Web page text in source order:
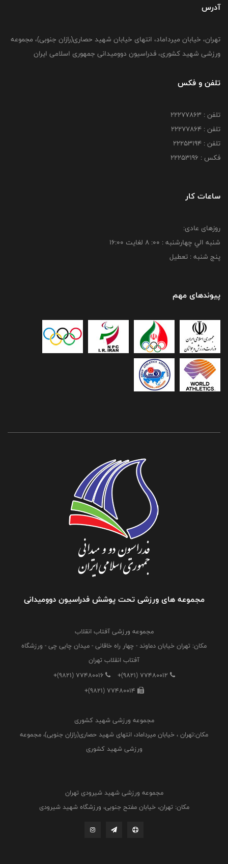
آدرس
تهران، خیابان میرداماد، انتهای خیابان شهید حصاری(رازان جنوبی)، مجموعه
ورزشی شهید کشوری، فدراسیون دوومیدانی جمهوری اسلامی ایران
تلفن و فکس
تلفن : 22277863
تلفن : 22277864
تلفن : 22253194
فکس : 22253196
ساعات کار
روزهای عادی:
شنبه الي چهارشنبه : 00: 8 لغايت 16:00
پنج شنبه : تعطیل
پیوندهای مهم
مجموعه های ورزشی تحت پوشش فدراسیون دوومیدانی
مجموعه ورزشی آفتاب انقلاب
مکان: تهران خیابان دماوند - چهار راه خاقانی - میدان چایی چی - ورزشگاه
آفتاب انقلاب تهران
+(9821) 77480012
+(9821) 77480016
+(9821) 77480014
مجموعه ورزشی شهید کشوری
مکان:تهران ، خیابان میرداماد، انتهای شهید حصاری(رازان جنوبی)، مجموعه
ورزشی شهید کشوری
مجموعه ورزشی شهید شیرودی تهران
مکان: تهران، خیابان مفتح جنوبی، ورزشگاه شهید شیرودی